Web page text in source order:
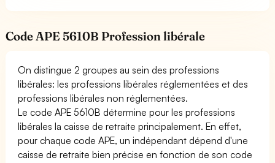
Code APE 5610B Profession libérale
On distingue 2 groupes au sein des professions
libérales: les professions libérales réglementées et des
professions libérales non réglementées.
Le code APE 5610B détermine pour les professions
libérales la caisse de retraite principalement. En effet,
pour chaque code APE, un indépendant dépend d'une
caisse de retraite bien précise en fonction de son code